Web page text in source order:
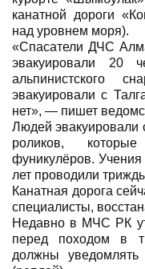
канатной дороги
над уровнем моря).
«Спасатели ДЧС
эвакуировали 20
альпинистского
эвакуировали с
нет», — пишет
Людей эвакуировали
роликов,
фуникулёров.
лет проводили
Канатная дорога
специалисты,
Недавно в МЧС РК
перед походом в
должны